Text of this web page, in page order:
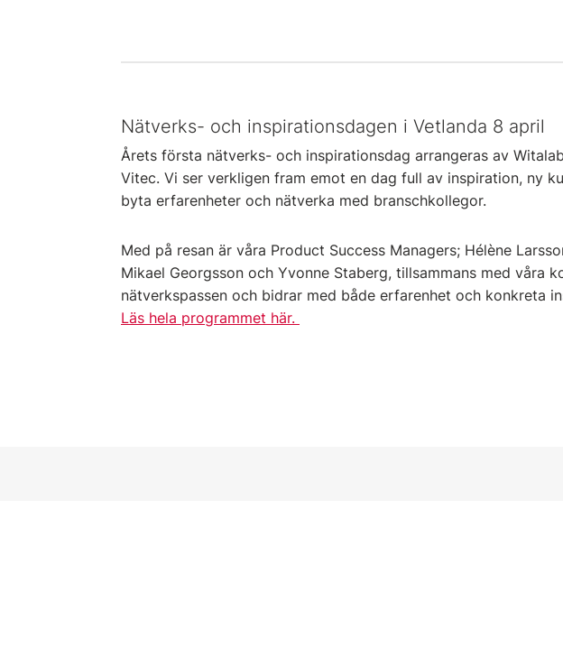
Nätverks- och inspirationsdagen i Vetlanda 8 april
Årets första nätverks- och inspirationsdag arrangeras av
Vitec. Vi ser verkligen fram emot en dag full av inspiration, ny
byta erfarenheter och nätverka med branschkollegor.
Med på resan är våra Product Success Managers; Hélène
Mikael Georgsson och Yvonne Staberg, tillsammans med våra
nätverkspassen och bidrar med både erfarenhet och konkreta
Läs hela programmet här.